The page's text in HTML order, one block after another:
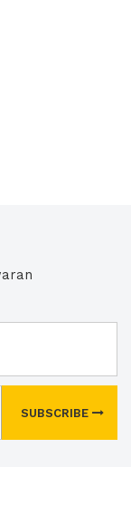
SUBSCRIBE